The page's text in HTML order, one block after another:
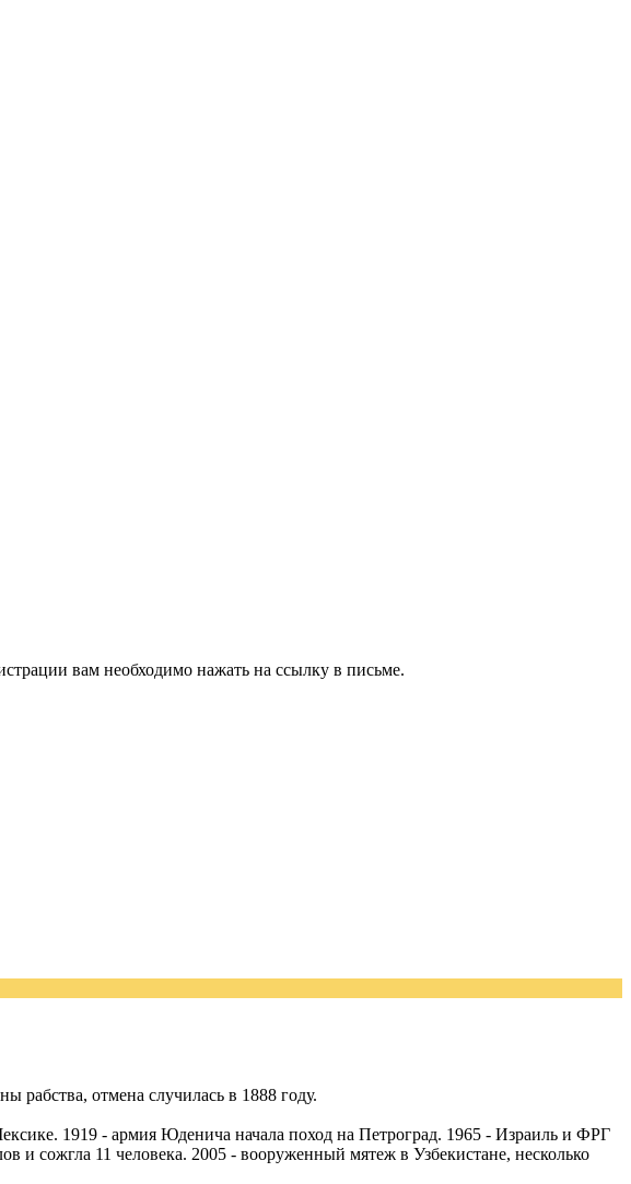
вам необходимо нажать на ссылку в письме.
рабства, отмена случилась в 1888 году.
1919 - армия Юденича начала поход на Петроград. 1965 - Израиль и ФРГ
и сожгла 11 человека. 2005 - вооруженный мятеж в Узбекистане, несколько